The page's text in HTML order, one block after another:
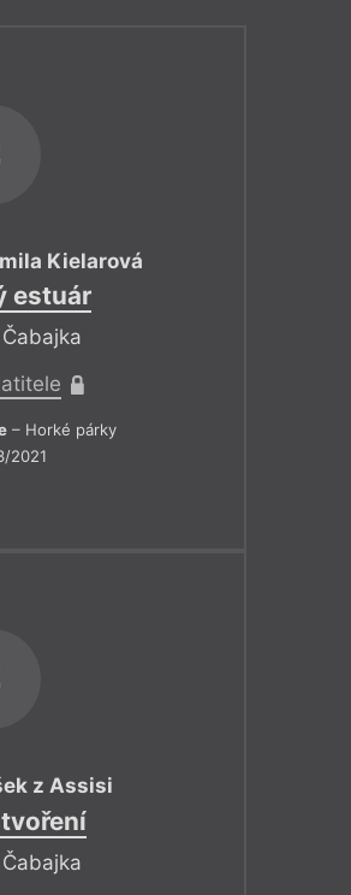
Kielarová
estuár
– Horké párky
2021
z Assisi